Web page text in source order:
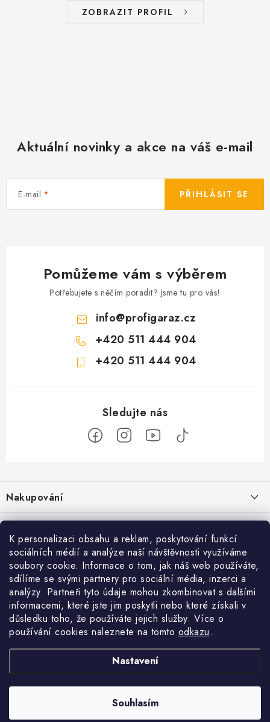
K personalizaci obsahu a reklam, poskytování funkcí
sociálních médií a analýze naší návštěvnosti využíváme
soubory cookie. Informace o tom, jak náš web používáte,
sdílíme se svými partnery pro sociální média, inzerci a
analýzy. Partneři tyto údaje mohou zkombinovat s dalšími
informacemi, které jste jim poskytli nebo které získali v
důsledku toho, že používáte jejich služby. Více o
používání cookies naleznete na tomto odkazu.
Nastavení
Souhlasím
ZOBRAZIT PROFIL
Aktuální novinky a akce na váš e-mail
E-mail PŘIHLÁSIT SE
Pomůžeme vám s výběrem
Potřebujete s něčím poradit? Jsme tu pro vás!
info@profigaraz.cz
+420 511 444 904
+420 511 444 904
p
a
Nakupování
Jak nakupovat
Obchodní podmínky
Doprava a platba
Cookies
Ochrana osobních údajú
Jak funguje Zásilkovna?
Reklamace / vrácení zboží
Použití Dárkové poukázky
O nás
Kontakty
Příběh Profigaráže
Showroom Prešov
Služby
Velkoobchod Profigaráž.sk Zboží.cz Heureka.cz
Profigaraz.cz. Všechna práva vyhrazena.